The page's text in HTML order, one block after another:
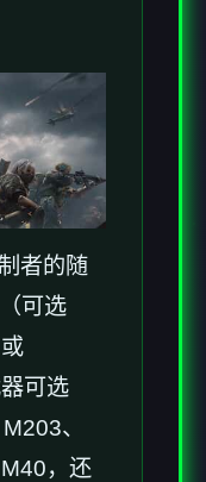
者的随
可选
可选
、
，还